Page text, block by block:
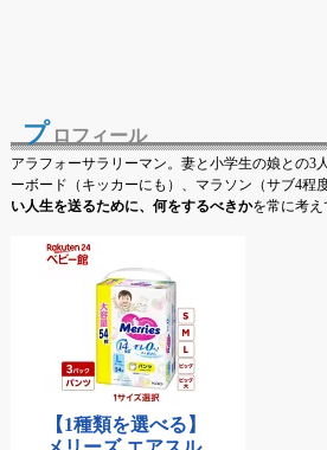
プ ロフィール
アラフォーサラリーマン。妻と小学生の娘との3
ーボード（キッカーにも）、マラソン（サブ4程
い人生を送るために、何をするべきかを常に考え